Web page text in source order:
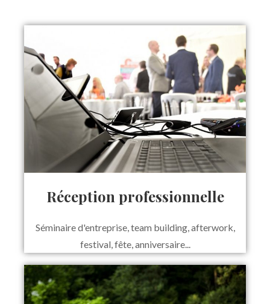
Réception professionnelle
Séminaire d'entreprise, team building, afterwork,
festival, fête, anniversaire...